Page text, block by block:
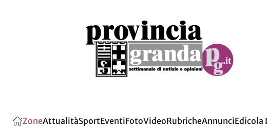
ZoneAttualitàSportEventiFotoVideoRubricheAnnunciEdicola